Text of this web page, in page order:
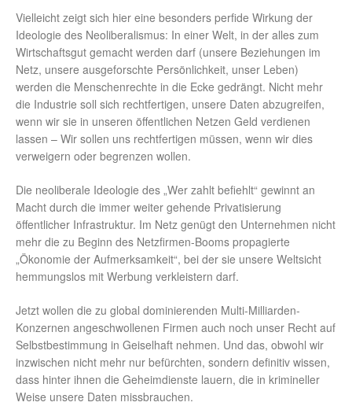
Vielleicht zeigt sich hier eine besonders perfide Wirkung der
Ideologie des Neoliberalismus: In einer Welt, in der alles zum
Wirtschaftsgut gemacht werden darf (unsere Beziehungen im
Netz, unsere ausgeforschte Persönlichkeit, unser Leben)
werden die Menschenrechte in die Ecke gedrängt. Nicht mehr
die Industrie soll sich rechtfertigen, unsere Daten abzugreifen,
wenn wir sie in unseren öffentlichen Netzen Geld verdienen
lassen – Wir sollen uns rechtfertigen müssen, wenn wir dies
verweigern oder begrenzen wollen.
Die neoliberale Ideologie des „Wer zahlt befiehlt“ gewinnt an
Macht durch die immer weiter gehende Privatisierung
öffentlicher Infrastruktur. Im Netz genügt den Unternehmen nicht
mehr die zu Beginn des Netzfirmen-Booms propagierte
„Ökonomie der Aufmerksamkeit“, bei der sie unsere Weltsicht
hemmungslos mit Werbung verkleistern darf.
Jetzt wollen die zu global dominierenden Multi-Milliarden-
Konzernen angeschwollenen Firmen auch noch unser Recht auf
Selbstbestimmung in Geiselhaft nehmen. Und das, obwohl wir
inzwischen nicht mehr nur befürchten, sondern definitiv wissen,
dass hinter ihnen die Geheimdienste lauern, die in krimineller
Weise unsere Daten missbrauchen.